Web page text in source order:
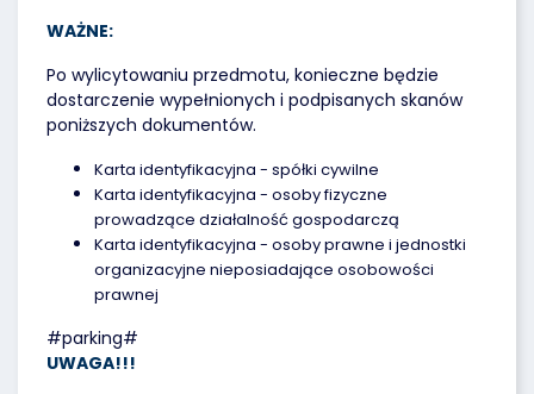
WAŻNE:
Po wylicytowaniu przedmotu, konieczne będzie
dostarczenie wypełnionych i podpisanych skanów
poniższych dokumentów.
Karta identyfikacyjna - spółki cywilne
Karta identyfikacyjna - osoby fizyczne
prowadzące działalność gospodarczą
Karta identyfikacyjna - osoby prawne i jednostki
organizacyjne nieposiadające osobowości
prawnej
#parking#
UWAGA!!!